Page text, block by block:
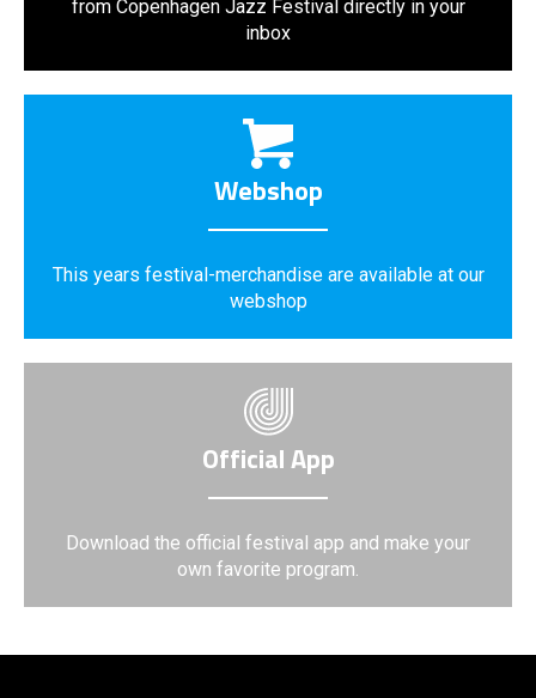
from Copenhagen Jazz Festival directly in your
inbox
Webshop
This years festival-merchandise are available at our
webshop
Official App
Download the official festival app and make your
own favorite program.